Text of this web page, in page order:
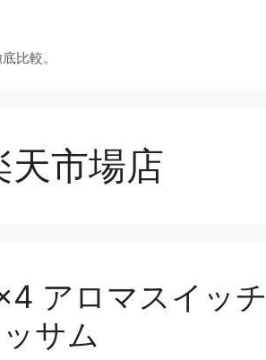
比較。
市場店
アロマスイッチ
サム